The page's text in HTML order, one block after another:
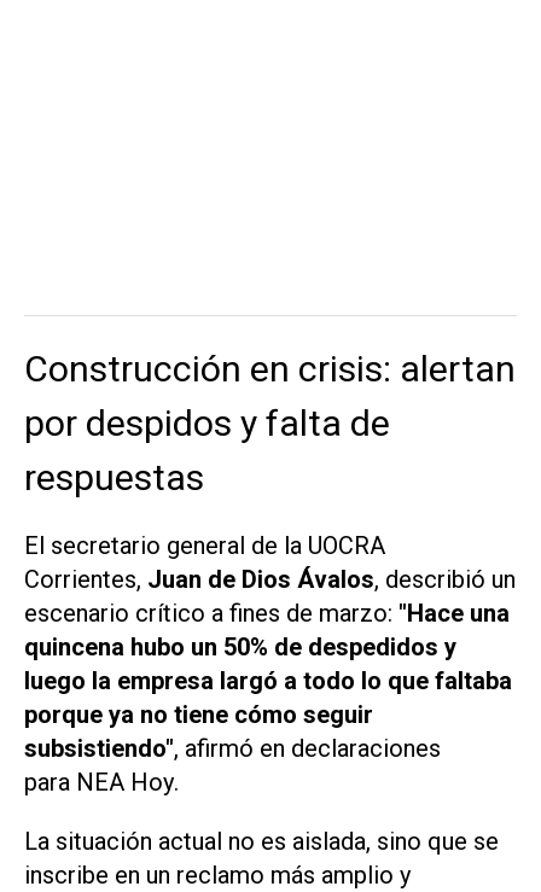
Construcción en crisis: alertan
por despidos y falta de
respuestas
El secretario general de la UOCRA
Corrientes, Juan de Dios Ávalos, describió un
escenario crítico a fines de marzo: "Hace una
quincena hubo un 50% de despedidos y
luego la empresa largó a todo lo que faltaba
porque ya no tiene cómo seguir
subsistiendo", afirmó en declaraciones
para NEA Hoy.
La situación actual no es aislada, sino que se
inscribe en un reclamo más amplio y